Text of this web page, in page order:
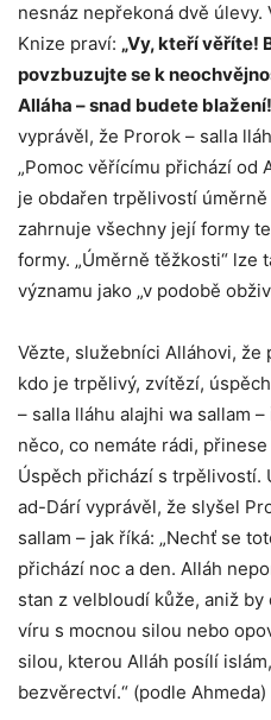
nesnáz nepřekoná dvě úlevy.
Knize praví: „Vy, kteří věříte!
povzbuzujte se k
Alláha – snad budete
vyprávěl, že Prorok – salla
„Pomoc věřícímu přichází od
je obdařen trpělivostí úměrně
zahrnuje všechny její formy
formy. „Úměrně těžkosti“ lze
významu jako „v podobě
Vězte, služebníci Alláhovi,
kdo je trpělivý, zvítězí,
– salla lláhu alajhi wa sallam
něco, co nemáte rádi,
Úspěch přichází s trpělivostí.
ad-Dárí vyprávěl, že slyšel
sallam – jak říká: „Nechť se
přichází noc a den. Alláh
stan z velbloudí kůže, aniž
víru s mocnou silou nebo
silou, kterou Alláh posílí
bezvěrectví.“ (podle Ahmeda)